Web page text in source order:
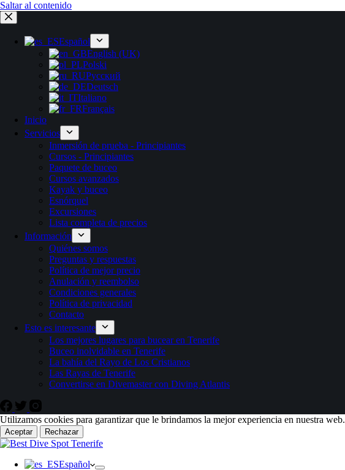
Saltar al contenido
Español
English (UK)
Polski
Русский
Deutsch
Italiano
Français
Inicio
Servicios
Inmersión de prueba - Principiantes
Cursos - Principiantes
Paquete de buceo
Cursos avanzados
Kayak y buceo
Esnórquel
Excursiones
Lista completa de precios
Información
Quiénes somos
Preguntas y respuestas
Política de mejor precio
Anulación y reembolso
Condiciones generales
Política de privacidad
Contacto
Esto es interesante
Los mejores lugares para bucear en Tenerife
Buceo inolvidable en Tenerife
La bahía del Rayo de Los Cristianos
Las Rayas de Tenerife
Convertirse en Divemaster con Diving Atlantis
Utilizamos cookies para garantizar que le brindamos la mejor experiencia en nuestra web.
Aceptar Rechazar
Español